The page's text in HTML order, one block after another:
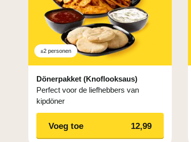
±2 personen
Dönerpakket (Knoflooksaus)
Perfect voor de liefhebbers van
kipdöner
Voeg toe 12,99